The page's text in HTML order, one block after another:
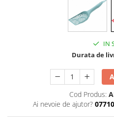
IN
Durata de
Cod Produs:
Ai nevoie de ajutor?